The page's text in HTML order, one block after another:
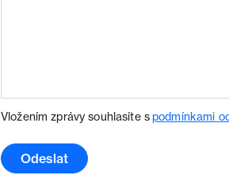
Vložením zprávy souhlasíte spodmínkami
Odeslat